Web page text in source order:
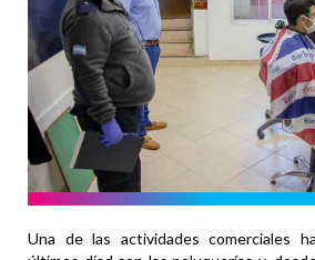
Una de las actividades comerciales